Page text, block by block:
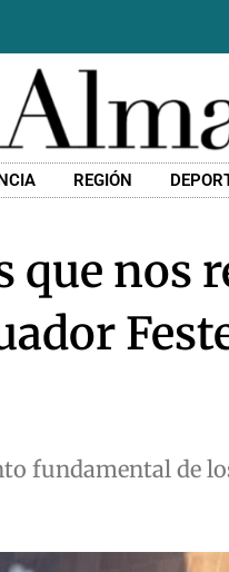
REGIÓN
que nos
fundamental de